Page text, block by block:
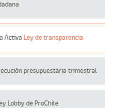
Activa Ley de transparencia
presupuestaria trimestral
Lobby de ProChile